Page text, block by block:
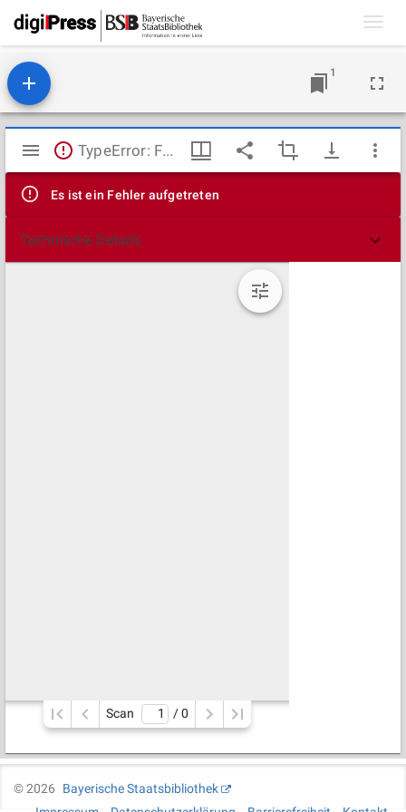
1
Mirador
Viewer
TypeError: Failed to fetch
Es ist ein Fehler aufgetreten
Technische Details
Scan / 0
©2026
Bayerische Staatsbibliothek